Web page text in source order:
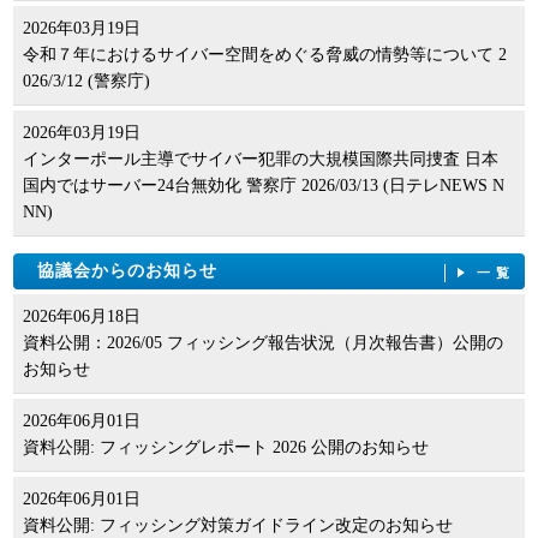
2026年03月19日
令和７年におけるサイバー空間をめぐる脅威の情勢等について 2
026/3/12 (警察庁)
2026年03月19日
インターポール主導でサイバー犯罪の大規模国際共同捜査 日本
国内ではサーバー24台無効化 警察庁 2026/03/13 (日テレNEWS N
NN)
協議会からのお知らせ 一覧
2026年06月18日
資料公開：2026/05 フィッシング報告状況（月次報告書）公開の
お知らせ
2026年06月01日
資料公開: フィッシングレポート 2026 公開のお知らせ
2026年06月01日
資料公開: フィッシング対策ガイドライン改定のお知らせ